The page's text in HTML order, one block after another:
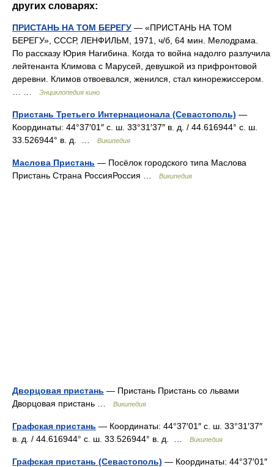
других словарях:
ПРИСТАНЬ НА ТОМ БЕРЕГУ — «ПРИСТАНЬ НА ТОМ
БЕРЕГУ», СССР, ЛЕНФИЛЬМ, 1971, ч/б, 64 мин. Мелодрама.
По рассказу Юрия Нагибина. Когда то война надолго разлучила
лейтенанта Климова с Марусей, девушкой из прифронтовой
деревни. Климов отвоевался, женился, стал кинорежиссером.
Энциклопедия кино
Пристань Третьего Интернационала (Севастополь) —
Координаты: 44°37′01″ с. ш. 33°31′37″ в. д. / 44.616944° с. ш.
33.526944° в. д. …
Википедия
Маслова Пристань — Посёлок городского типа Маслова
Пристань Страна РоссияРоссия …
Википедия
Дворцовая пристань — Пристань Пристань со львами
Дворцовая пристань …
Википедия
Графская пристань — Координаты: 44°37′01″ с. ш. 33°31′37″
в. д. / 44.616944° с. ш. 33.526944° в. д. …
Википедия
Графская пристань (Севастополь) — Координаты: 44°37′01″